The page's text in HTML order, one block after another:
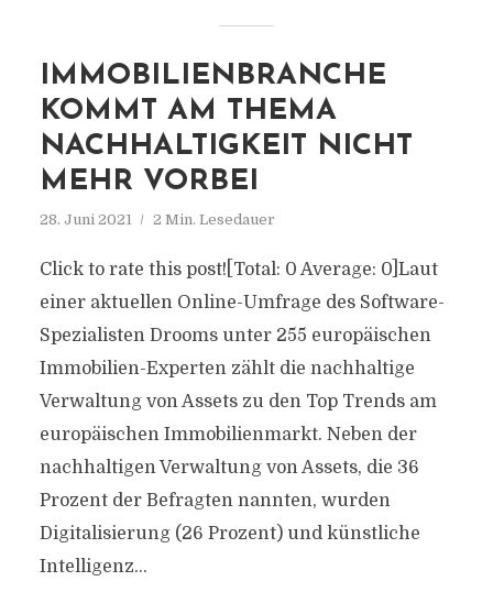
IMMOBILIENBRANCHE
KOMMT AM THEMA
NACHHALTIGKEIT NICHT
MEHR VORBEI
28. Juni 2021 2 Min. Lesedauer
Click to rate this post![Total: 0 Average: 0]Laut
einer aktuellen Online-Umfrage des Software-
Spezialisten Drooms unter 255 europäischen
Immobilien-Experten zählt die nachhaltige
Verwaltung von Assets zu den Top Trends am
europäischen Immobilienmarkt. Neben der
nachhaltigen Verwaltung von Assets, die 36
Prozent der Befragten nannten, wurden
Digitalisierung (26 Prozent) und künstliche
Intelligenz...